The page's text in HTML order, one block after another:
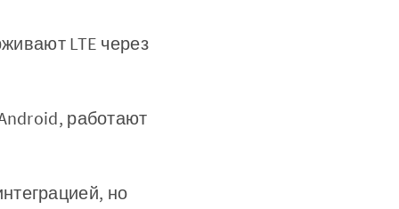
LTE через
работают
но